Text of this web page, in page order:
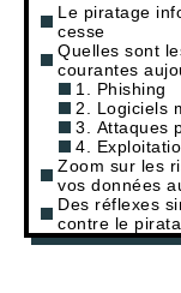
Le piratage
cesse
Quelles sont
courantes
1. Phishing
2. Logiciels
3. Attaques
4.
Zoom sur les
vos données
Des réflexes
contre le